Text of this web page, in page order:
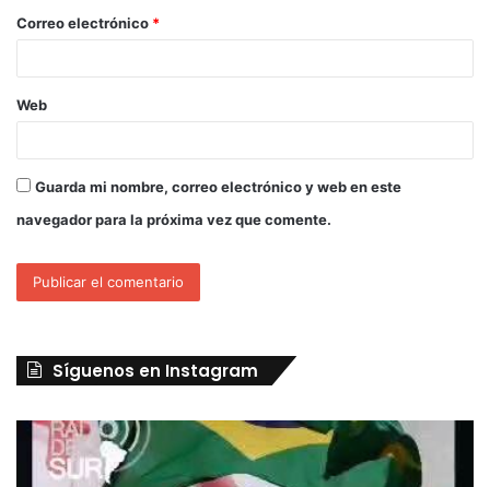
Correo electrónico *
Web
Guarda mi nombre, correo electrónico y web en este
navegador para la próxima vez que comente.
Síguenos en Instagram